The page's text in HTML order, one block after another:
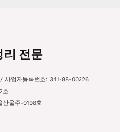
전문
사업자등록번호: 341-88-00326
호
산울주-0198호